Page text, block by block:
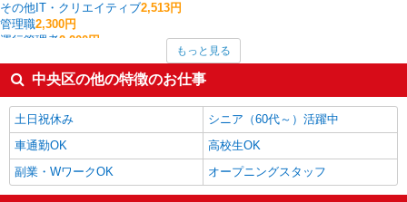
その他IT・クリエイティブ2,513円
管理職2,300円
運行管理者2,200円
施工管理・現場監督 2,025円
ルートセールス 2,017円
WEBディレクター・WEBプロデューサー2,000円
中央区の他の職種の平均時給を見る
もっと見る
中央区の他の特徴のお仕事
土日祝休み
シニア（60代～）活躍中
車通勤OK
高校生OK
副業・WワークOK
オープニングスタッフ